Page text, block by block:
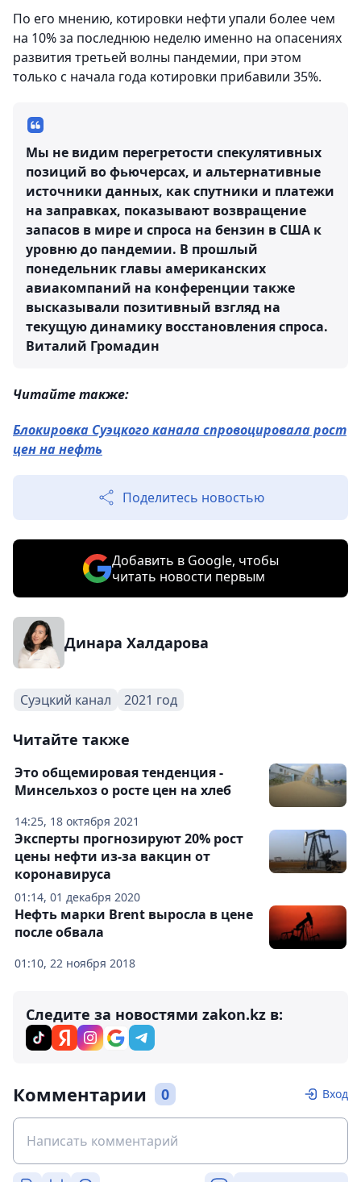
По его мнению, котировки нефти упали более чем
на 10% за последнюю неделю именно на опасениях
развития третьей волны пандемии, при этом
только с начала года котировки прибавили 35%.
Мы не видим перегретости спекулятивных
позиций во фьючерсах, и альтернативные
источники данных, как спутники и платежи
на заправках, показывают возвращение
запасов в мире и спроса на бензин в США к
уровню до пандемии. В прошлый
понедельник главы американских
авиакомпаний на конференции также
высказывали позитивный взгляд на
текущую динамику восстановления спроса.
Виталий Громадин
Читайте также:
Блокировка Суэцкого канала спровоцировала рост
цен на нефть
Поделитесь новостью
Добавить в Google, чтобы
читать новости первым
Динара Халдарова
Суэцкий канал 2021 год
Читайте также
14:25, 18 октября 2021
Это общемировая тенденция -
Минсельхоз о росте цен на хлеб
01:14, 01 декабря 2020
Эксперты прогнозируют 20% рост
цены нефти из-за вакцин от
коронавируса
01:10, 22 ноября 2018
Нефть марки Brent выросла в цене
после обвала
Следите за новостями zakon.kz в:
Комментарии 0 Вход